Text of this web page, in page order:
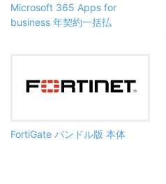
Microsoft 365 Apps for
business 年契約一括払
FortiGate バンドル版 本体